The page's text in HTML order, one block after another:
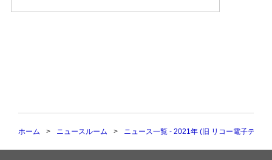
ホーム ニュースルーム ニュース一覧 - 2021年 (旧 リコー電子デバイ